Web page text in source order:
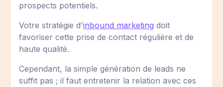
prospects potentiels.
Votre stratégie d'inbound marketing doit
favoriser cette prise de contact régulière et de
haute qualité.
Cependant, la simple génération de leads ne
suffit pas ; il faut entretenir la relation avec ces